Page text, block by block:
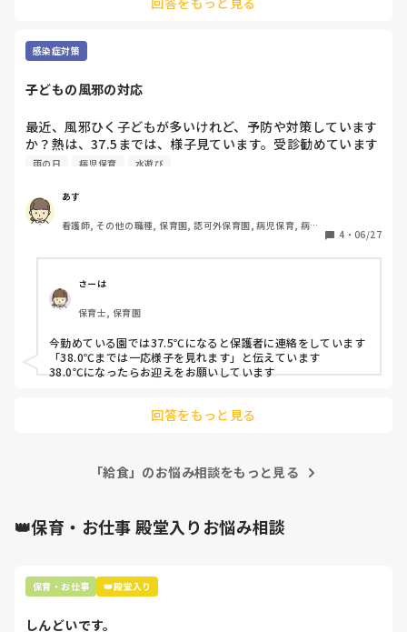
せようとする行動には指導が必要だと感じますが。
けないルールがこの世に存在するのかな？
ってなりそうですよ。
逆に、何がナシなんだろう？
う。
その分、違うところを考えたほうが保育は充実するし、やるべ
きことがはっきりする、そう思います。
もするだろう。
ツナサラダサンドも存在しますよね。
性格的に、白ごはんは汚したくないからカレーライスはルーと
別がいい、なんて子もいる。
そういう時は？
カレーライスは一緒になってるものだから、って指導する？
保育における食事指導って、そこなのかな？って、視野を広げ
て考えるほうがいい気がします☺️
って行動があったとしても、
僕は、食べるならどうぞ、ってひとまずその子を見守ります。
味噌汁嫌いだから、わざとこぼしました。
味噌汁にごはんをつけて食べること。
たまにいるんですよ。出会ったことあるかと思うけど。
感染症対策
子どもの風邪の対応
最近、風邪ひく子どもが多いけれど、予防や対策しています
か？熱は、37.5までは、様子見ています。受診勧めています
か？
雨の日 病児保育 水遊び
あす
看護師, その他の職種, 保育園, 認可外保育園, 病児保育, 病院
4 ・ 06/27
さーは
保育士, 保育園
今勤めている園では37.5℃になると保護者に連絡をしています
「38.0℃までは一応様子を見れます」と伝えています
38.0℃になったらお迎えをお願いしています
回答をもっと見る
「給食」のお悩み相談をもっと見る
👑保育・お仕事 殿堂入りお悩み相談
保育・お仕事 👑殿堂入り
しんどいです。